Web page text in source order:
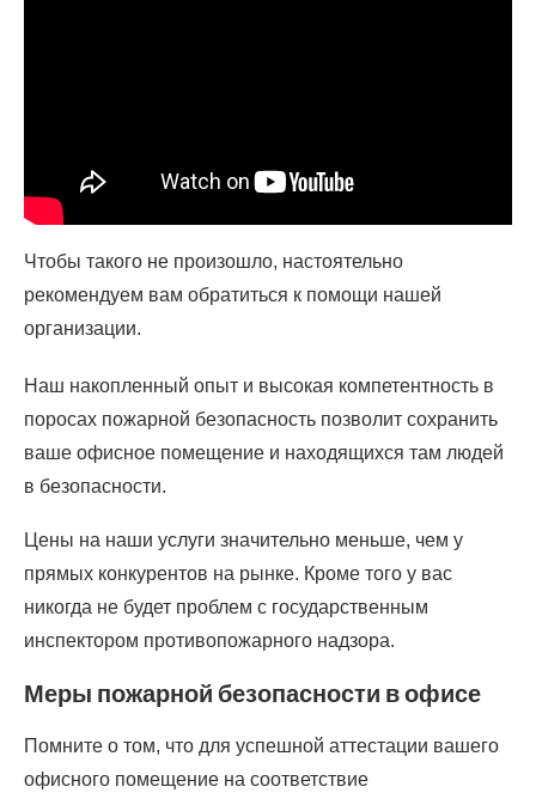
Чтобы такого не произошло, настоятельно
рекомендуем вам обратиться к помощи нашей
организации.
Наш накопленный опыт и высокая компетентность в
поросах пожарной безопасность позволит сохранить
ваше офисное помещение и находящихся там людей
в безопасности.
Цены на наши услуги значительно меньше, чем у
прямых конкурентов на рынке. Кроме того у вас
никогда не будет проблем с государственным
инспектором противопожарного надзора.
Меры пожарной безопасности в офисе
Помните о том, что для успешной аттестации вашего
офисного помещение на соответствие